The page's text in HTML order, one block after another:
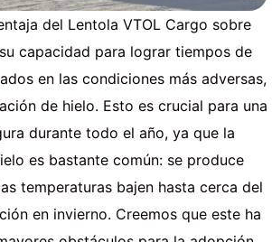
del Lentola VTOL Cargo sobre
capacidad para lograr tiempos de
en las condiciones más adversas,
de hielo. Esto es crucial para una
durante todo el año, ya que la
es bastante común: se produce
temperaturas bajen hasta cerca del
en invierno. Creemos que este ha